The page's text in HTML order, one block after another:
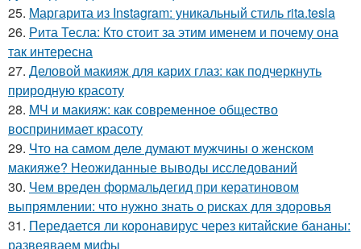
25. Маргарита из Instagram: уникальный стиль rita.tesla
26. Рита Тесла: Кто стоит за этим именем и почему она
так интересна
27. Деловой макияж для карих глаз: как подчеркнуть
природную красоту
28. МЧ и макияж: как современное общество
воспринимает красоту
29. Что на самом деле думают мужчины о женском
макияже? Неожиданные выводы исследований
30. Чем вреден формальдегид при кератиновом
выпрямлении: что нужно знать о рисках для здоровья
31. Передается ли коронавирус через китайские бананы:
развеяваем мифы